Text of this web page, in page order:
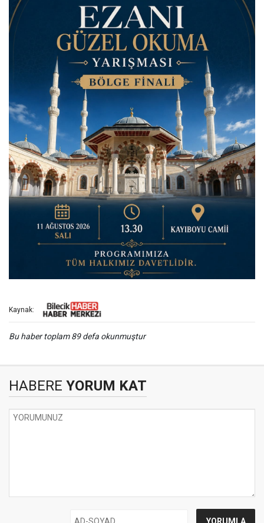
Kaynak:
Bu haber toplam 89 defa okunmuştur
HABERE YORUM KAT